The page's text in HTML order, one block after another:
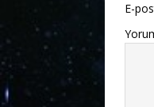
E-